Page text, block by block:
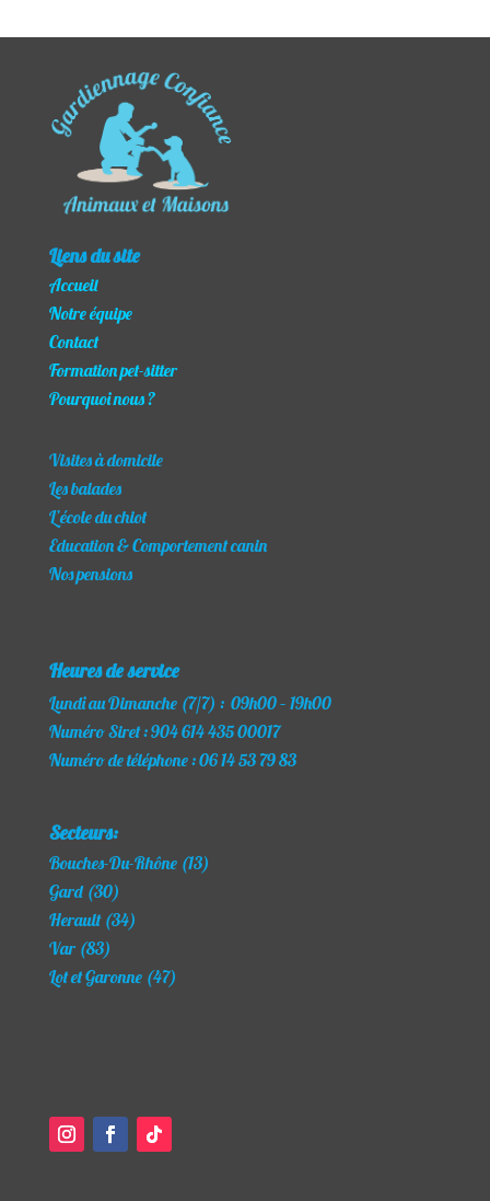
Liens du site
Accueil
​Notre équipe
Contact
Formation pet-sitter
Pourquoi nous ?
Visites à domicile
Les balades
L’école du chiot
Education & Comportement canin
Nos pensions
Heures de service
Lundi au Dimanche (7/7) : 09h00 – 19h00
Numéro Siret : 904 614 435 00017
Numéro de téléphone : 06 14 53 79 83
Secteurs:
Bouches-Du-Rhône (13)
Gard (30)
Herault (34)
Var (83)
Lot et Garonne (47)